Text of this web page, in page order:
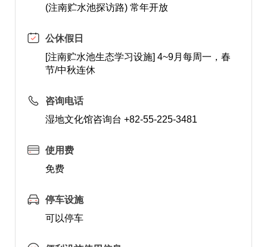
(注南贮水池探访路) 常年开放
公休假日
[注南贮水池生态学习设施] 4~9月每周一，春
节/中秋连休
咨询电话
湿地文化馆咨询台 +82-55-225-3481
使用费
免费
停车设施
可以停车